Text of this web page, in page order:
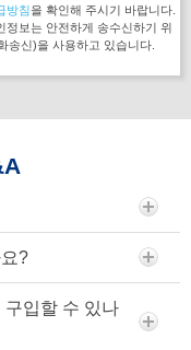
방침을 확인해 주시기 바랍니다.
정보는 안전하게 송수신하기 위
송신)을 사용하고 있습니다.
?
구입할 수 있나